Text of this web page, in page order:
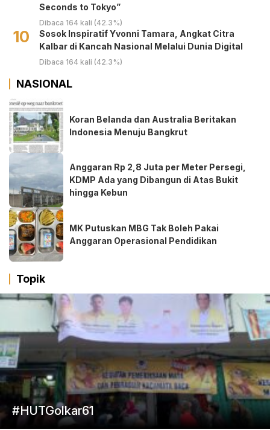
Seconds to Tokyo”
Dibaca 164 kali (42.3%)
10
‎Sosok Inspiratif Yvonni Tamara, Angkat Citra
Kalbar di Kancah Nasional Melalui Dunia Digital ‎
Dibaca 164 kali (42.3%)
NASIONAL
Koran Belanda dan Australia Beritakan
Indonesia Menuju Bangkrut
Anggaran Rp 2,8 Juta per Meter Persegi,
KDMP Ada yang Dibangun di Atas Bukit
hingga Kebun
MK Putuskan MBG Tak Boleh Pakai
Anggaran Operasional Pendidikan
Topik
#HUTGolkar61